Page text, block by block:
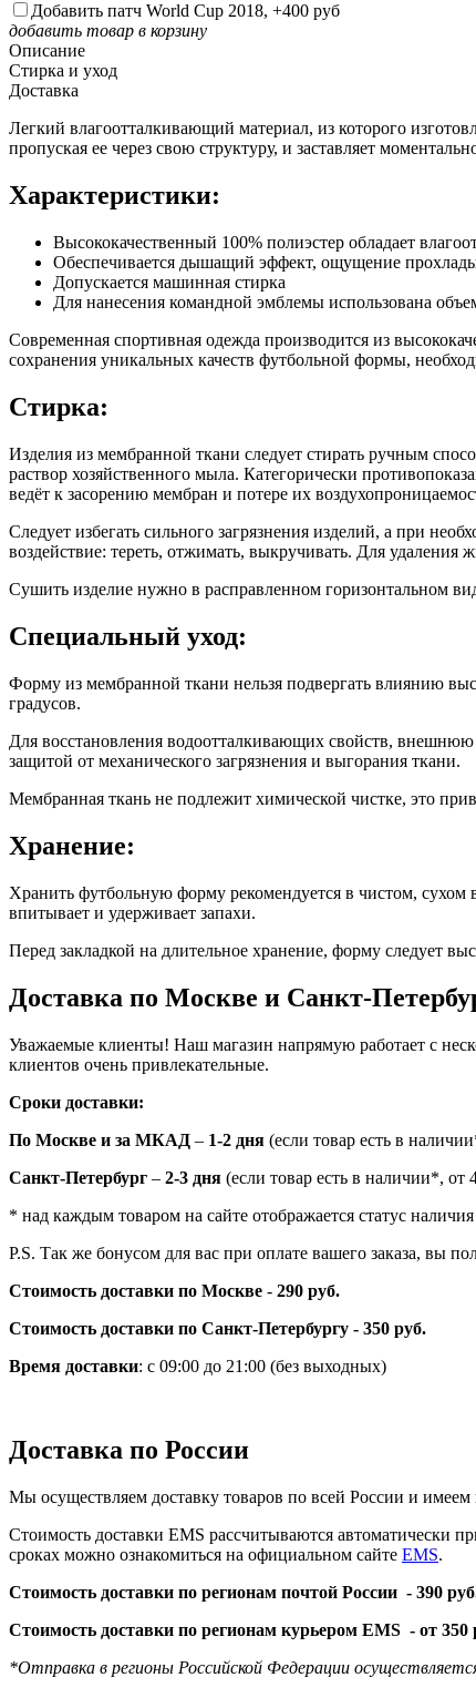
Добавить патч World Cup 2018, +400 руб
добавить товар в корзину
Описание
Стирка и уход
Доставка
Легкий влагоотталкивающий материал, из которого
пропуская ее через свою структуру, и заставляет
Характеристики:
Высококачественный 100% полиэстер обладает
Обеспечивается дышащий эффект, ощущение
Допускается машинная стирка
Для нанесения командной эмблемы использована
Современная спортивная одежда производится из
сохранения уникальных качеств футбольной формы,
Стирка:
Изделия из мембранной ткани следует стирать ручным
раствор хозяйственного мыла. Категорически
ведёт к засорению мембран и потере их
Следует избегать сильного загрязнения изделий, а при
воздействие: тереть, отжимать, выкручивать. Для
Сушить изделие нужно в расправленном горизонтальном
Специальный уход:
Форму из мембранной ткани нельзя подвергать влиянию
градусов.
Для восстановления водоотталкивающих свойств,
защитой от механического загрязнения и выгорания ткани.
Мембранная ткань не подлежит химической чистке, это
Хранение:
Хранить футбольную форму рекомендуется в чистом, сухом
впитывает и удерживает запахи.
Перед закладкой на длительное хранение, форму следует
Доставка по Москве и Санкт-
Уважаемые клиенты! Наш магазин напрямую работает с
клиентов очень привлекательные.
Сроки доставки:
По Москве и за МКАД – 1-2 дня (если товар есть в
Санкт-Петербург – 2-3 дня (если товар есть в наличии*, от
* над каждым товаром на сайте отображается статус наличия
P.S. Так же бонусом для вас при оплате вашего заказа, вы
Стоимость доставки по Москве - 290 руб.
Стоимость доставки по Санкт-Петербургу - 350 руб.
Время доставки: с 09:00 до 21:00 (без выходных)
Доставка по России
Мы осуществляем доставку товаров по всей России и
Стоимость доставки EMS рассчитываются автоматически
сроках можно ознакомиться на официальном сайте EMS.
Стоимость доставки по регионам почтой России - 390
Стоимость доставки по регионам курьером EMS - от 350
*Отправка в регионы Российской Федерации